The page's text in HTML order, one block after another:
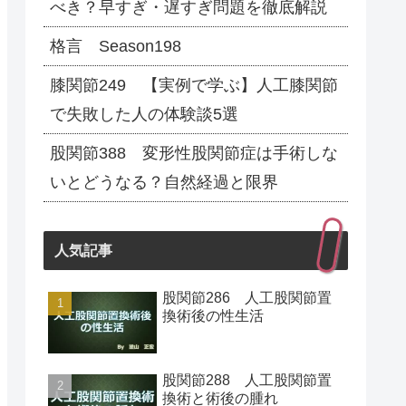
べき？早すぎ・遅すぎ問題を徹底解説
格言 Season198
膝関節249 【実例で学ぶ】人工膝関節
で失敗した人の体験談5選
股関節388 変形性股関節症は手術しな
いとどうなる？自然経過と限界
人気記事
股関節286 人工股関節置
換術後の性生活
股関節288 人工股関節置
換術と術後の腫れ